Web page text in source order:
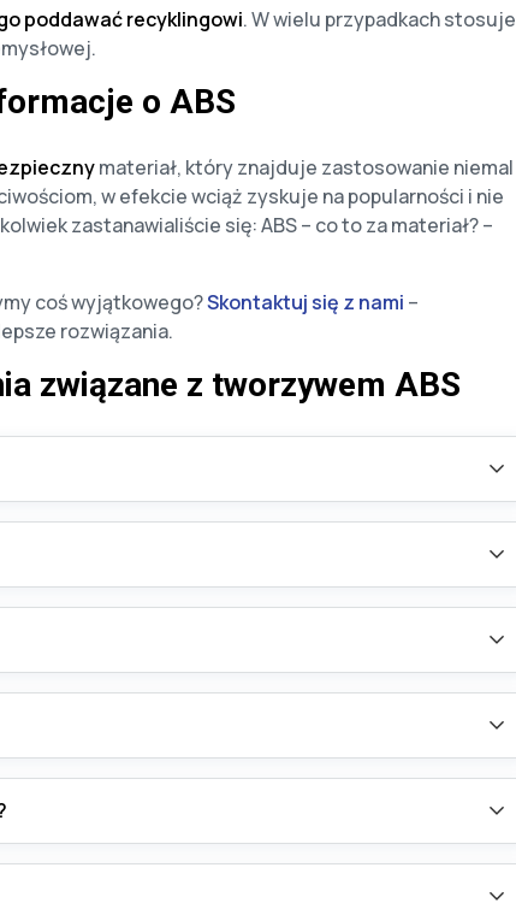
poddawać recyklingowi. W wielu przypadkach stosuje
o ABS
materiał, który znajduje zastosowanie niemal
w efekcie wciąż zyskuje na popularności i nie
zastanawialiście się: ABS – co to za materiał? –
coś wyjątkowego?Skontaktuj się z nami –
rozwiązania.
związane z tworzywem ABS